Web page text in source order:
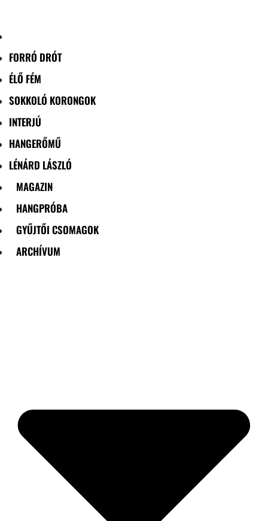
FORRÓ DRÓT
ÉLŐ FÉM
SOKKOLÓ KORONGOK
INTERJÚ
HANGERŐMŰ
LÉNÁRD LÁSZLÓ
MAGAZIN
HANGPRÓBA
GYŰJTŐI CSOMAGOK
ARCHÍVUM